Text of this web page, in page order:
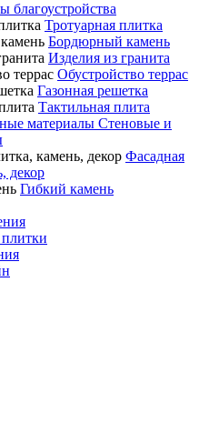
благоустройства
Тротуарная плитка
Бордюрный камень
Изделия из гранита
Обустройство террас
Газонная решетка
Тактильная плита
Стеновые и
Фасадная
декор
Гибкий камень